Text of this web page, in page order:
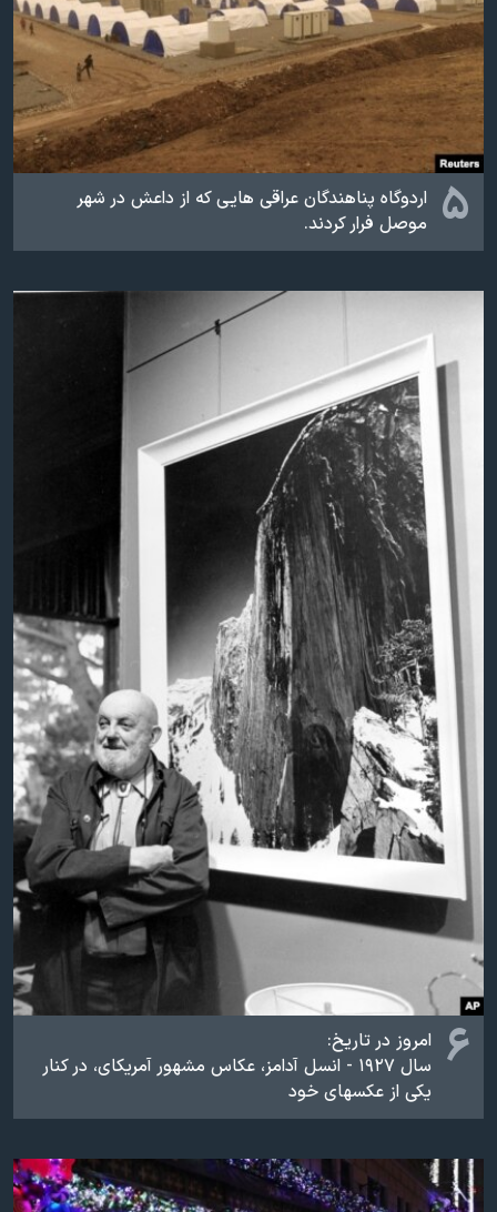
۵
اردوگاه پناهندگان عراقی هایی‌ که از داعش در شهر
موصل فرار کردند.
۶
امروز در تاریخ:
سال ۱۹۲۷ - انسل آدامز، عکاس مشهور آمریکای، در کنار
یکی‌ از عکسهای خود